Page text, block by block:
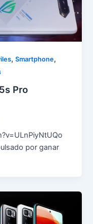
,Smartphone,
Pro
por ganar